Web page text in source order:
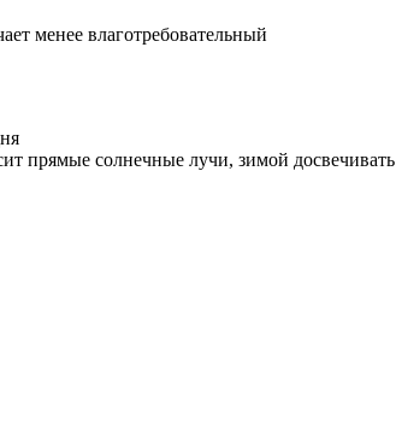
менее влаготребовательный
прямые солнечные лучи, зимой досвечивать